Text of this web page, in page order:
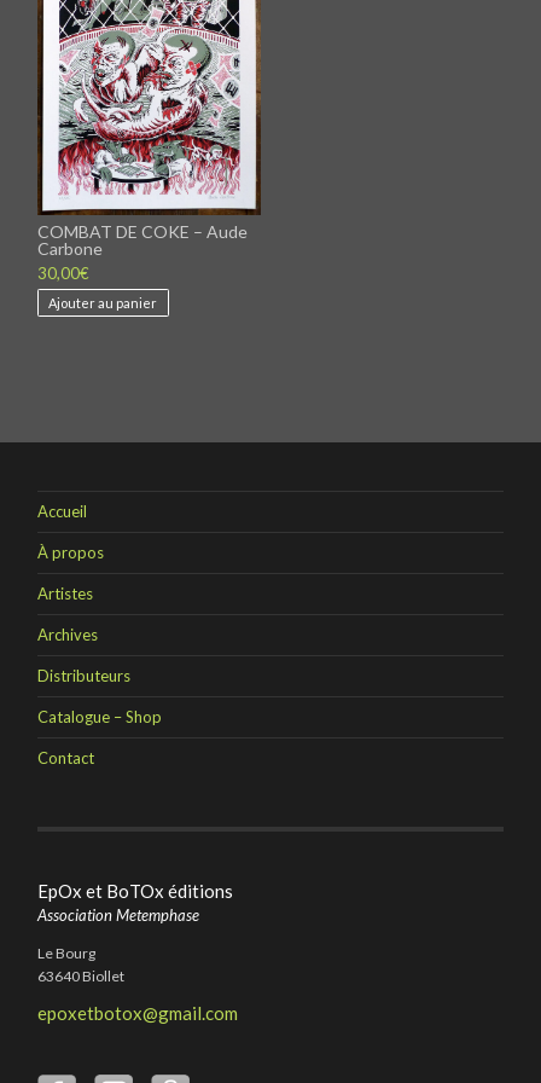
COMBAT DE COKE – Aude
Carbone
30,00€
Ajouter au panier
Accueil
À propos
Artistes
Archives
Distributeurs
Catalogue – Shop
Contact
EpOx et BoTOx éditions
Association Metemphase
Le Bourg
63640 Biollet
epoxetbotox@gmail.com